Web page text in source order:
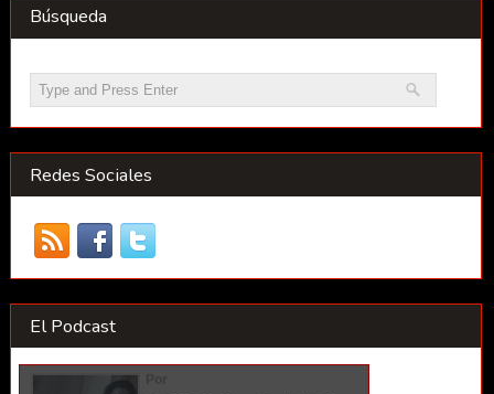
Búsqueda
Redes Sociales
El Podcast